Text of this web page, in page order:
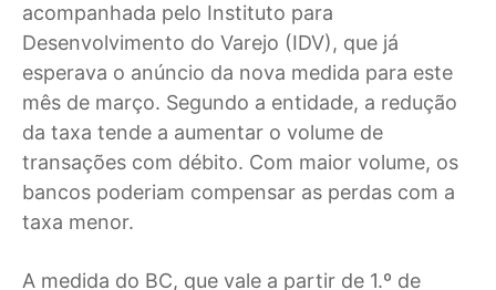
acompanhada pelo Instituto para
Desenvolvimento do Varejo (IDV), que já
esperava o anúncio da nova medida para este
mês de março. Segundo a entidade, a redução
da taxa tende a aumentar o volume de
transações com débito. Com maior volume, os
bancos poderiam compensar as perdas com a
taxa menor.
A medida do BC, que vale a partir de 1.º de